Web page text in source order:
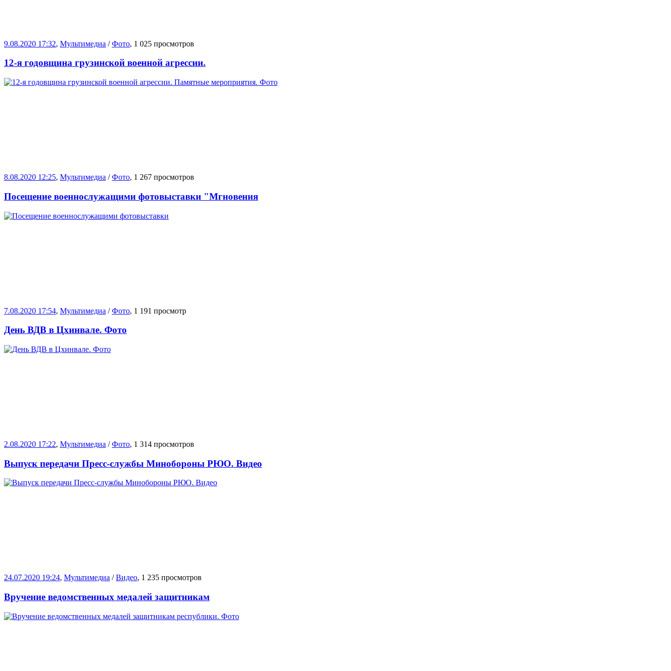
9.08.2020 17:32, Мультимедиа /Фото, 1 025 просмотров
12-я годовщина грузинской военной агрессии.
8.08.2020 12:25, Мультимедиа /Фото, 1 267 просмотров
Посещение военнослужащими фотовыставки "Мгновения
7.08.2020 17:54, Мультимедиа /Фото, 1 191 просмотр
День ВДВ в Цхинвале. Фото
2.08.2020 17:22, Мультимедиа /Фото, 1 314 просмотров
Выпуск передачи Пресс-службы Минобороны РЮО. Видео
24.07.2020 19:24, Мультимедиа /Видео, 1 235 просмотров
Вручение ведомственных медалей защитникам